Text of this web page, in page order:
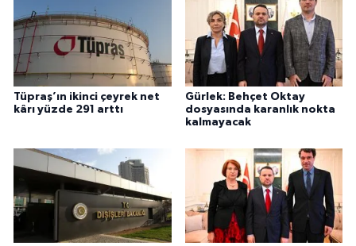
Tüpraş’ın ikinci çeyrek net
kârı yüzde 291 arttı
Gürlek: Behçet Oktay
dosyasında karanlık nokta
kalmayacak